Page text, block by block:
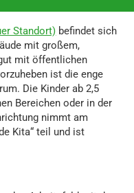
Standort) befindet sich
mit großem,
mit öffentlichen
ist die enge
Die Kinder ab 2,5
Bereichen oder in der
nimmt am
Kita“ teil und ist